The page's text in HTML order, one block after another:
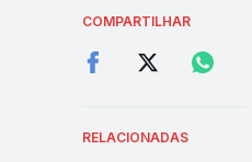
COMPARTILHAR
RELACIONADAS